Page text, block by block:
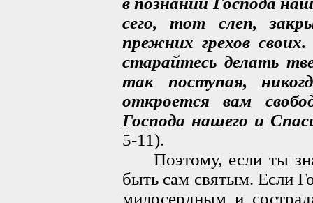
сего, тот слеп,
прежних грехов
старайтесь делать
так поступая,
откроется вам
Господа нашего и
5-11).
Поэтому, если ты
быть сам святым. Если
милосердным и